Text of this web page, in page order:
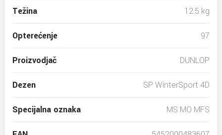
Težina 12.5 kg
Opterećenje 97
Proizvodjač DUNLOP
Dezen SP WinterSport 4D
Specijalna oznaka MS MO MFS